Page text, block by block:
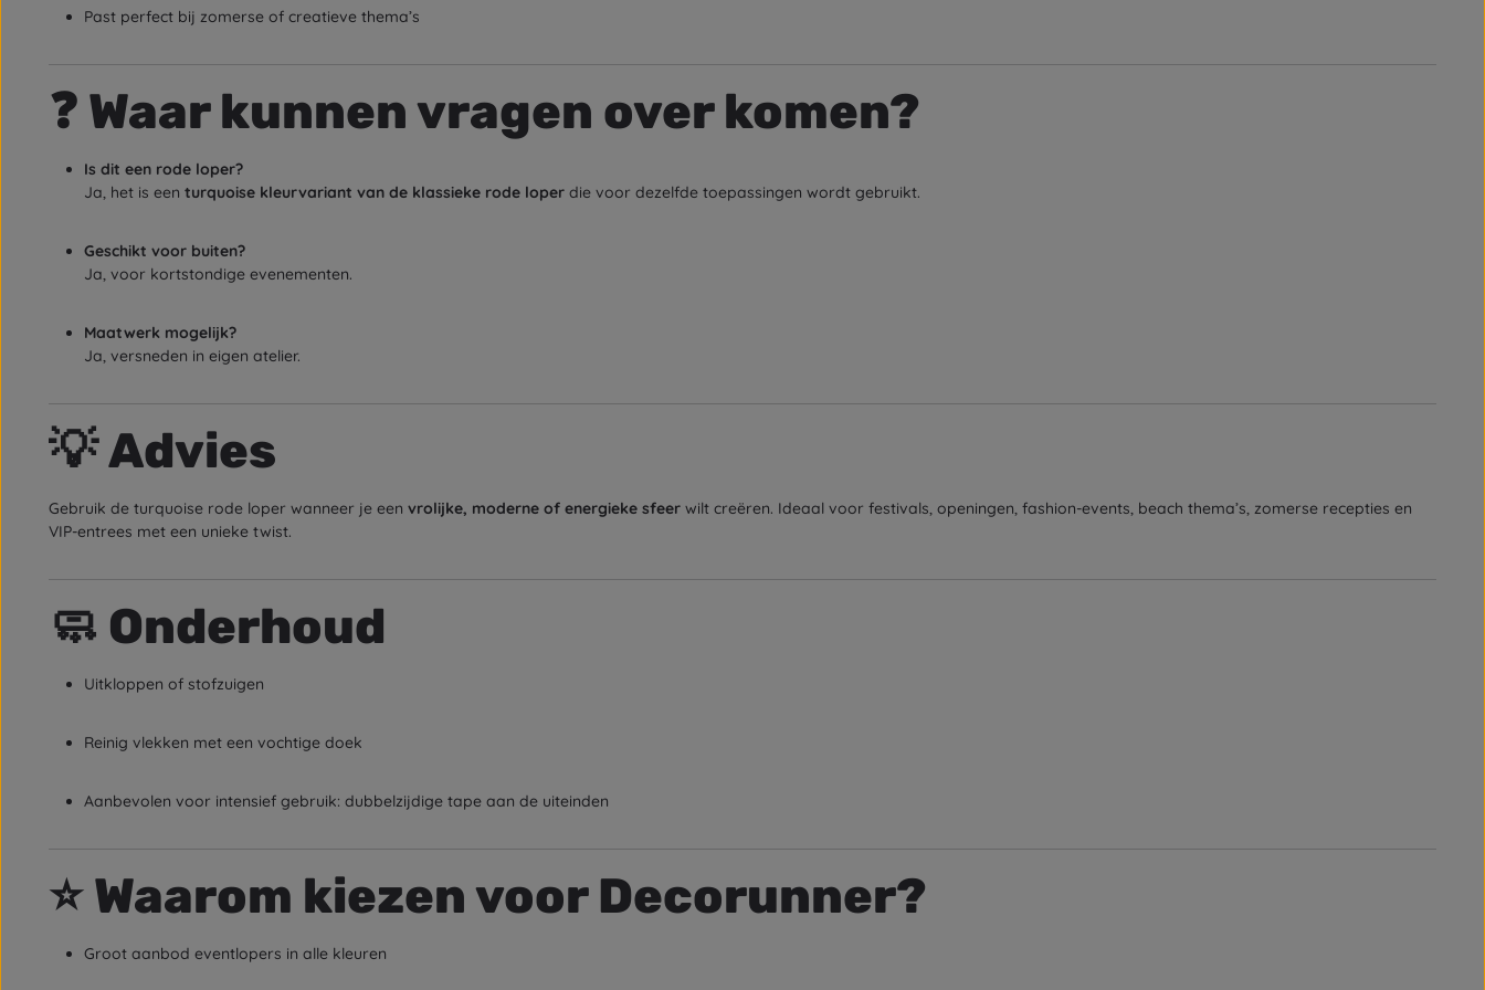
Past perfect bij zomerse of creatieve thema’s
❓ Waar kunnen vragen over komen?
Is dit een rode loper?
Ja, het is een turquoise kleurvariant van de klassieke rode loper die voor dezelfde toepassingen wordt gebruikt.
Geschikt voor buiten?
Ja, voor kortstondige evenementen.
Maatwerk mogelijk?
Ja, versneden in eigen atelier.
💡Advies
Gebruik de turquoise rode loper wanneer je een vrolijke, moderne of energieke sfeer wilt creëren. Ideaal voor festivals, openingen, fashion-events, beach thema’s, zomerse recepties en
VIP-entrees met een unieke twist.
🧼 Onderhoud
Uitkloppen of stofzuigen
Reinig vlekken met een vochtige doek
Aanbevolen voor intensief gebruik: dubbelzijdige tape aan de uiteinden
⭐Waarom kiezen voor Decorunner?
Groot aanbod eventlopers in alle kleuren